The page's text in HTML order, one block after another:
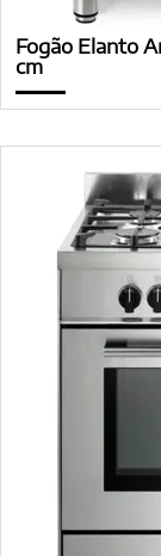
Fogão Elanto
cm